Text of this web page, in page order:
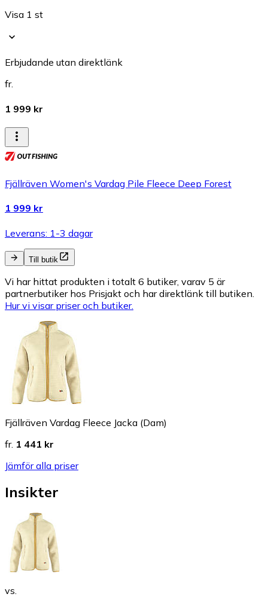
Visa 1 st
Erbjudande utan direktlänk
fr.
1 999 kr
Fjällräven Women's Vardag Pile Fleece Deep Forest
1 999 kr
Leverans: 1-3 dagar
Till butik
Vi har hittat produkten i totalt 6 butiker, varav 5 är
partnerbutiker hos Prisjakt och har direktlänk till butiken.
Hur vi visar priser och butiker.
Fjällräven Vardag Fleece Jacka (Dam)
fr. 1 441 kr
Jämför alla priser
Insikter
vs.